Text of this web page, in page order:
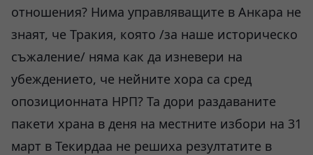
отношения? Нима управляващите в Анкара не
знаят, че Тракия, която /за наше историческо
съжаление/ няма как да изневери на
убеждението, че нейните хора са сред
опозиционната НРП? Та дори раздаваните
пакети храна в деня на местните избори на 31
март в Текирдаа не решиха резултатите в